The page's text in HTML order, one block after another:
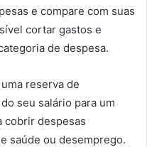
e compare com suas
cortar gastos e
de despesa.
reserva de
seu salário para um
cobrir despesas
saúde ou desemprego.